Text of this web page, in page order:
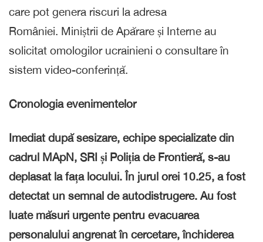
care pot genera riscuri la adresa
României. Miniștrii de Apărare și Interne au
solicitat omologilor ucrainieni o consultare în
sistem video-conferință.
Cronologia evenimentelor
Imediat după sesizare, echipe specializate din
cadrul MApN, SRI și Poliția de Frontieră, s-au
deplasat la fața locului. În jurul orei 10.25, a fost
detectat un semnal de autodistrugere. Au fost
luate măsuri urgente pentru evacuarea
personalului angrenat în cercetare, închiderea